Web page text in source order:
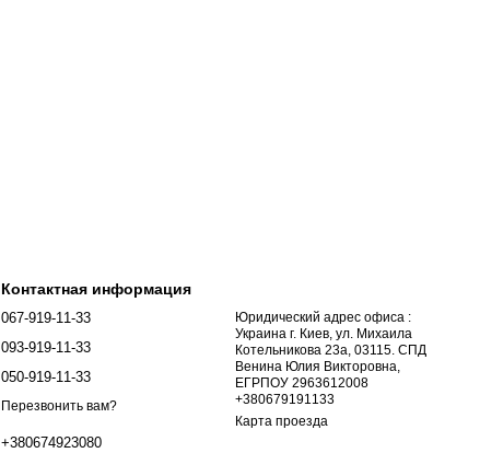
Контактная информация
067-919-11-33
093-919-11-33
050-919-11-33
Перезвонить вам?
+380674923080
Юридический адрес офиса :
Украина г. Киев, ул. Михаила
Котельникова 23а, 03115. СПД
Венина Юлия Викторовна,
ЕГРПОУ 2963612008
+380679191133
Карта проезда